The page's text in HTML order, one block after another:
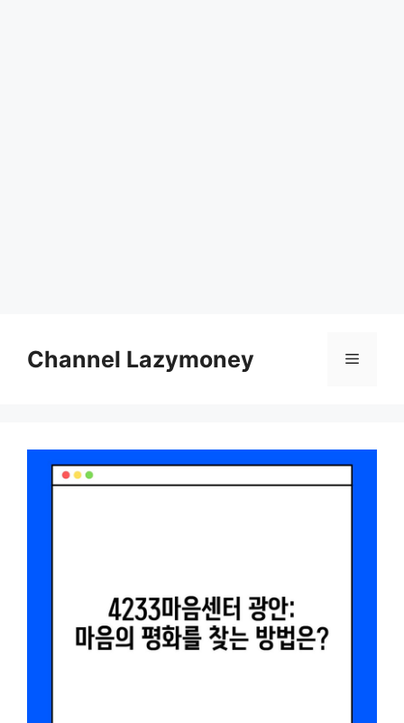
contentChannel Lazymoney Menu